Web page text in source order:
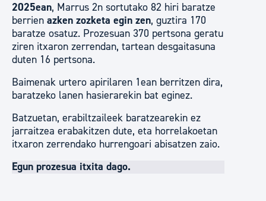
2025ean, Marrus 2n sortutako 82 hiri baratze
berrien azken zozketa egin zen, guztira 170
baratze osatuz. Prozesuan 370 pertsona geratu
ziren itxaron zerrendan, tartean desgaitasuna
duten 16 pertsona.
Baimenak urtero apirilaren 1ean berritzen dira,
baratzeko lanen hasierarekin bat eginez.
Batzuetan, erabiltzaileek baratzearekin ez
jarraitzea erabakitzen dute, eta horrelakoetan
itxaron zerrendako hurrengoari abisatzen zaio.
Egun prozesua itxita dago.